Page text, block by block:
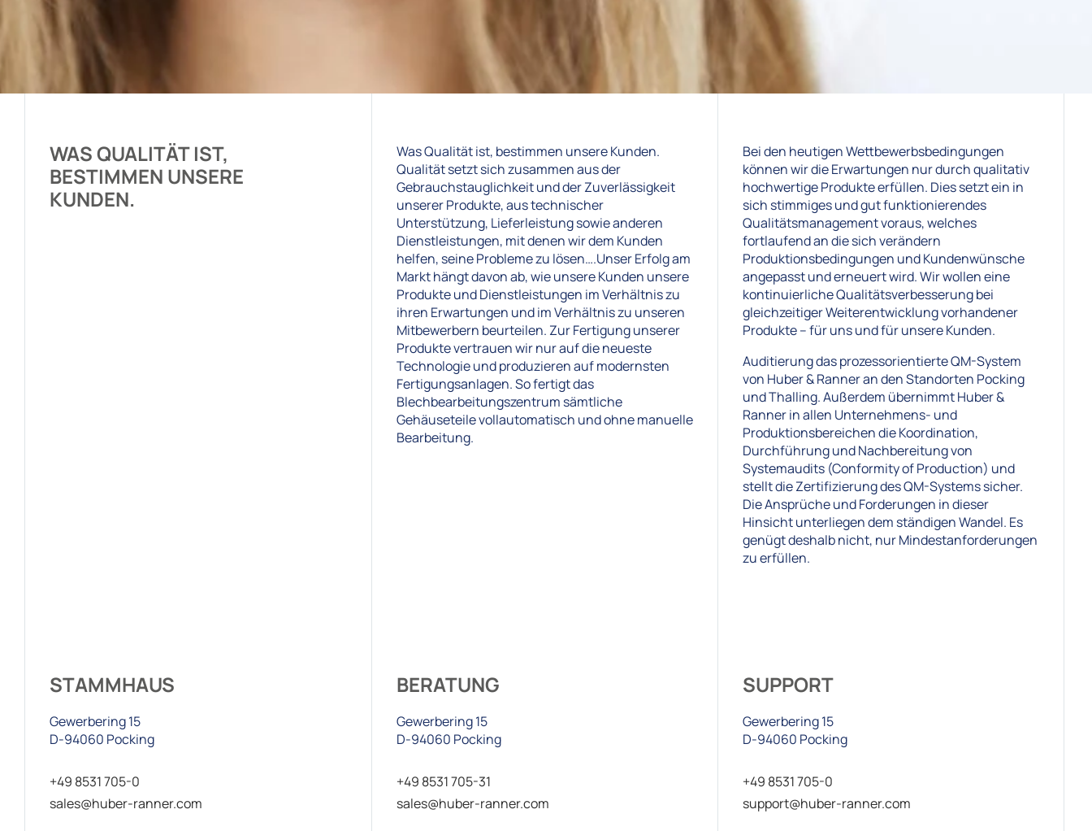
WAS QUALITÄT IST,
BESTIMMEN UNSERE
KUNDEN.
Was Qualität ist, bestimmen unsere Kunden.
Qualität setzt sich zusammen aus der
Gebrauchstauglichkeit und der Zuverlässigkeit
unserer Produkte, aus technischer
Unterstützung, Lieferleistung sowie anderen
Dienstleistungen, mit denen wir dem Kunden
helfen, seine Probleme zu lösen….Unser Erfolg am
Markt hängt davon ab, wie unsere Kunden unsere
Produkte und Dienstleistungen im Verhältnis zu
ihren Erwartungen und im Verhältnis zu unseren
Mitbewerbern beurteilen. Zur Fertigung unserer
Produkte vertrauen wir nur auf die neueste
Technologie und produzieren auf modernsten
Fertigungsanlagen. So fertigt das
Blechbearbeitungszentrum sämtliche
Gehäuseteile vollautomatisch und ohne manuelle
Bearbeitung.
Bei den heutigen Wettbewerbsbedingungen
können wir die Erwartungen nur durch qualitativ
hochwertige Produkte erfüllen. Dies setzt ein in
sich stimmiges und gut funktionierendes
Qualitätsmanagement voraus, welches
fortlaufend an die sich verändern
Produktionsbedingungen und Kundenwünsche
angepasst und erneuert wird. Wir wollen eine
kontinuierliche Qualitätsverbesserung bei
gleichzeitiger Weiterentwicklung vorhandener
Produkte – für uns und für unsere Kunden.
Auditierung das prozessorientierte QM-System
von Huber & Ranner an den Standorten Pocking
und Thalling. Außerdem übernimmt Huber &
Ranner in allen Unternehmens- und
Produktionsbereichen die Koordination,
Durchführung und Nachbereitung von
Systemaudits (Conformity of Production) und
stellt die Zertifizierung des QM-Systems sicher.
Die Ansprüche und Forderungen in dieser
Hinsicht unterliegen dem ständigen Wandel. Es
genügt deshalb nicht, nur Mindestanforderungen
zu erfüllen.
STAMMHAUS
Gewerbering 15
D-94060 Pocking
+49 8531 705-0
sales@huber-ranner.com
BERATUNG
Gewerbering 15
D-94060 Pocking
+49 8531 705-31
sales@huber-ranner.com
SUPPORT
Gewerbering 15
D-94060 Pocking
+49 8531 705-0
support@huber-ranner.com